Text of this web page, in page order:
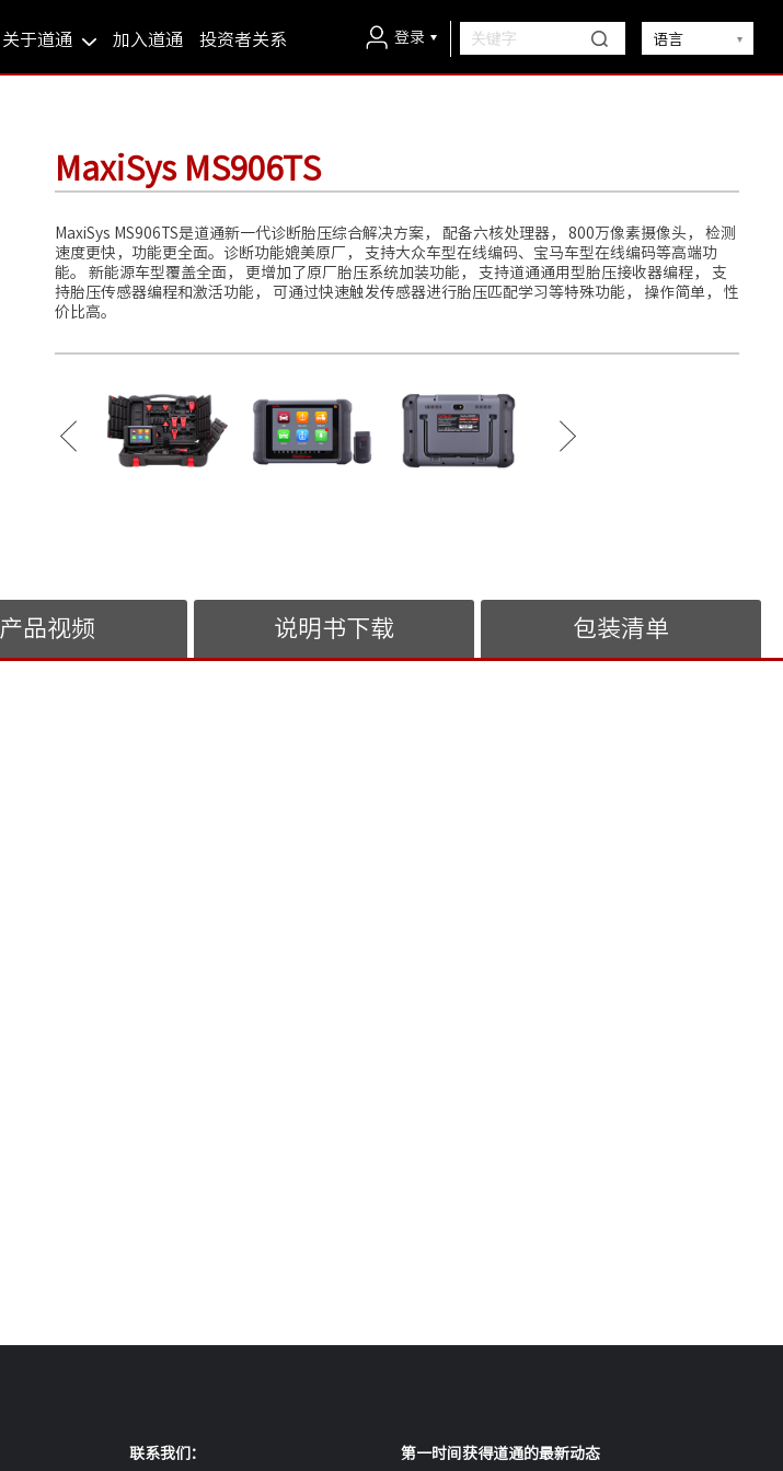
关于道通 加入道通 投资者关系 登录 语言
MaxiSys MS906TS
MaxiSys MS906TS是道通新一代诊断胎压综合解决方案， 配备六核处理器， 800万像素摄像头， 检测
速度更快，功能更全面。诊断功能媲美原厂， 支持大众车型在线编码、宝马车型在线编码等高端功
能。 新能源车型覆盖全面， 更增加了原厂胎压系统加装功能， 支持道通通用型胎压接收器编程， 支
持胎压传感器编程和激活功能， 可通过快速触发传感器进行胎压匹配学习等特殊功能， 操作简单， 性
价比高。
产品视频 说明书下载 包装清单
联系我们： 第一时间获得道通的最新动态